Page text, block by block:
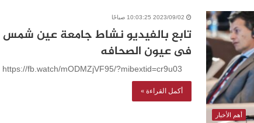
أهم الأخبار
2023/09/02 10:03:25 صباحًا
تابع بالفيديو نشاط جامعة عين شمس
فى عيون الصحافه
أكمل القراءة »